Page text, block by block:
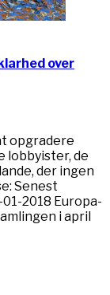
over
opgradere
lobbyister, de
der ingen
Senest
2018 Europa-
i april